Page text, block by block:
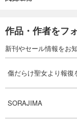
あら
傷だ
あら
作品・作者をフ
新刊やセール情報をお
傷だらけ聖女より報復
SORAJIMA